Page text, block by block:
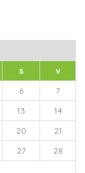
s
v
6
7
13
14
20
21
27
28